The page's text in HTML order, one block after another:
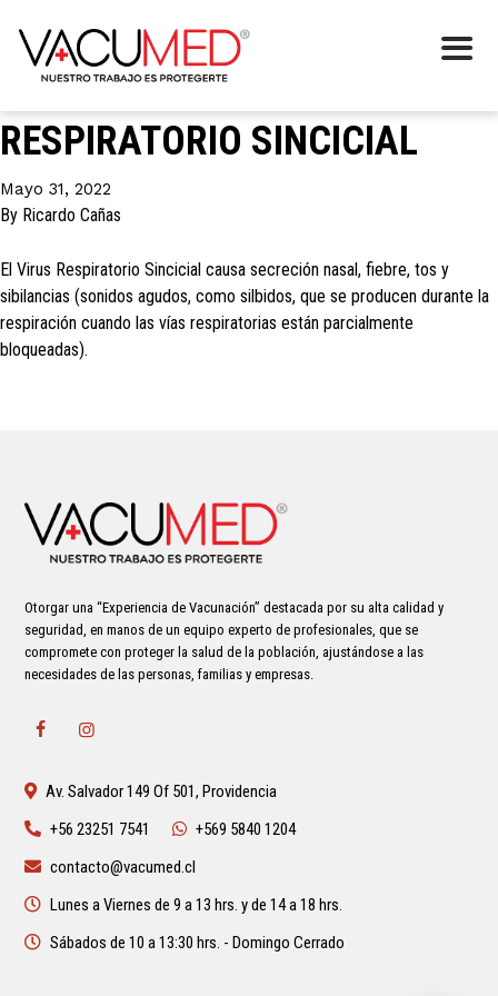
Etiqueta:Sincicial
IMPORTANTE, VIRUS
RESPIRATORIO SINCICIAL
Mayo 31, 2022
By Ricardo Cañas
El Virus Respiratorio Sincicial causa secreción nasal, fiebre, tos y
sibilancias (sonidos agudos, como silbidos, que se producen durante la
respiración cuando las vías respiratorias están parcialmente
bloqueadas).
Otorgar una “Experiencia de Vacunación” destacada por su alta calidad y
seguridad, en manos de un equipo experto de profesionales, que se
compromete con proteger la salud de la población, ajustándose a las
necesidades de las personas, familias y empresas.
Av. Salvador 149 Of 501, Providencia
+56 23251 7541
+569 5840 1204
contacto@vacumed.cl
Lunes a Viernes de 9 a 13 hrs. y de 14 a 18 hrs.
Sábados de 10 a 13:30 hrs. - Domingo Cerrado